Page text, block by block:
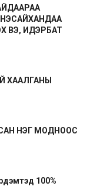
ВЭ, ИДЭРБАТ
ХААЛГАНЫ
НЭГ МОДНООС
100%